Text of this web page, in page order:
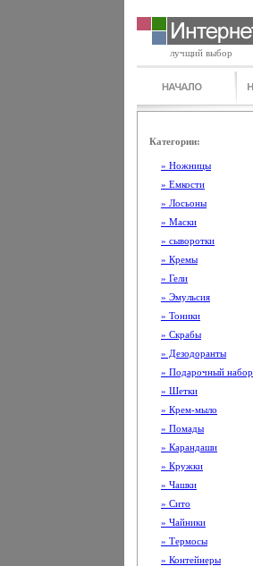
лучщий выбор
Категории:
» Ножницы
» Емкости
» Лосьоны
» Маски
» сыворотки
» Кремы
» Гели
» Эмульсия
» Тоники
» Скрабы
» Дезодоранты
» Подарочный набор
» Шетки
» Крем-мыло
» Помады
» Карандаши
» Кружки
» Чашки
» Сито
» Чайники
» Термосы
» Контейнеры